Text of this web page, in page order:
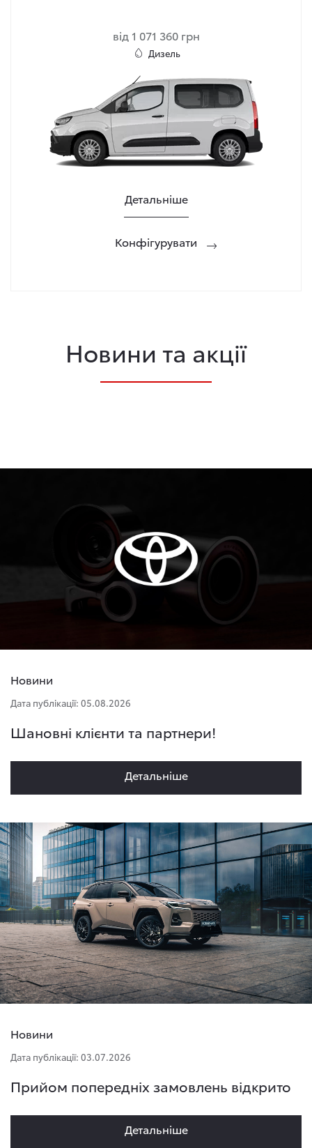
від 1 071 360 грн
Дизель
Детальніше
Конфігурувати
Новини та акції
Новини
Дата публікації: 05.08.2026
Шановні клієнти та партнери!
Детальнiше
Новини
Дата публікації: 03.07.2026
Прийом попередніх замовлень відкрито
Детальнiше